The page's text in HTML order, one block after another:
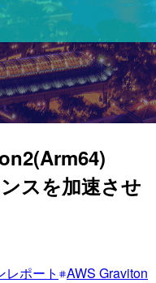
スを加速させ
レポート
AWS Graviton